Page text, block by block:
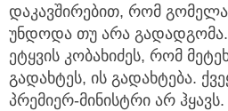
დაკავშირებით, რომ
უნდოდა თუ არა გადადგომა.
ეტყვის კობახიძეს, რომ
გადახტეს, ის გადახტება.
პრემიერ-მინისტრი არ ჰყავს.